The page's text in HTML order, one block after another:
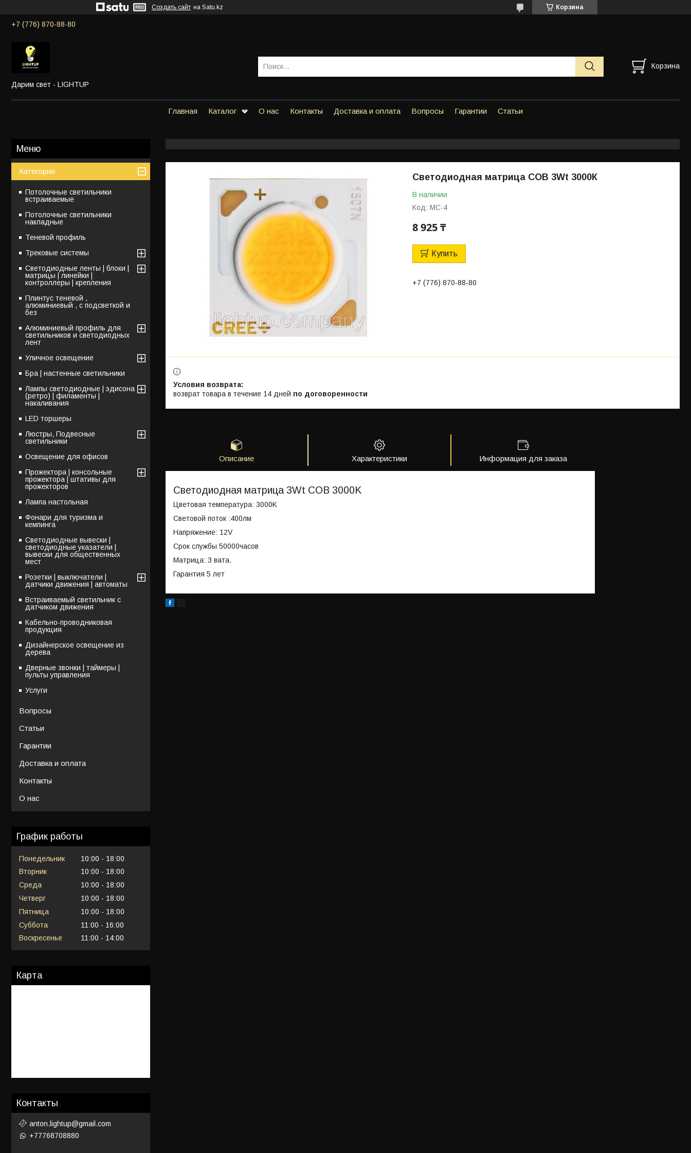
Создать сайт на Satu.kz Корзина
+7 (776) 870-88-80
Дарим свет - LIGHTUP
Корзина
Главная Каталог О нас Контакты Доставка и оплата Вопросы Гарантии Статьи
Светодиодная матрица COB 3Wt 3000К
В наличии
Код: МС-4
8 925 ₸
Купить
+7 (776) 870-88-80
возврат товара в течение 14 дней по договоренности
Описание Характеристики Информация для заказа
Светодиодная матрица 3Wt COB 3000K
Цветовая температура: 3000K
Световой поток :400лм
Напряжение: 12V
Срок службы 50000часов
Матрица: 3 вата.
Гарантия 5 лет
Категории
Потолочные светильники
встраиваемые
Потолочные светильники
накладные
Теневой профиль
Трековые системы
Светодиодные ленты | блоки |
матрицы | линейки |
контроллеры | крепления
Плинтус теневой ,
алюминиевый , с подсветкой и
без
Алюминиевый профиль для
светильников и светодиодных
лент
Уличное освещение
Бра | настенные светильники
Лампы светодиодные | эдисона
(ретро) | филаменты |
накаливания
LED торшеры
Люстры, Подвесные
светильники
Освещение для офисов
Прожектора | консольные
прожектора | штативы для
прожекторов
Лампа настольная
Фонари для туризма и
кемпинга
Светодиодные вывески |
светодиодные указатели |
вывески для общественных
мест
Розетки | выключатели |
датчики движения | автоматы
Встраиваемый светильник с
датчиком движения
Кабельно-проводниковая
продукция
Дизайнерское освещение из
дерева
Дверные звонки | таймеры |
пульты управления
Услуги
Вопросы
Статьи
Гарантии
Доставка и оплата
Контакты
О нас
График работы
Понедельник 10:00
18:00
Вторник
10:00
18:00
Среда
10:00
18:00
Четверг
10:00
18:00
Пятница
10:00
18:00
Суббота
11:00
16:00
Воскресенье
11:00 14:00
Карта
Контакты
anton.lightup@gmail.com
+77768708880